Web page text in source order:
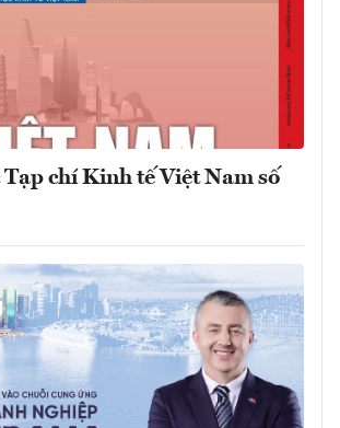
chí Kinh tế Việt Nam số